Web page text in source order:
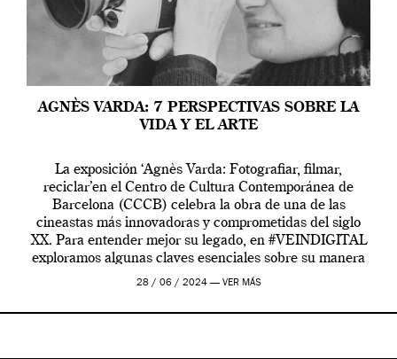
AGNÈS VARDA: 7 PERSPECTIVAS SOBRE LA
VIDA Y EL ARTE
La exposición ‘Agnès Varda: Fotografiar, filmar,
reciclar’en el Centro de Cultura Contemporánea de
Barcelona (CCCB) celebra la obra de una de las
cineastas más innovadoras y comprometidas del siglo
XX. Para entender mejor su legado, en #VEINDIGITAL
exploramos algunas claves esenciales sobre su manera
de entender la vida, el cine y el arte contemporáneo.
28 / 06 / 2024 — VER MÁS